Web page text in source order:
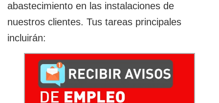
abastecimiento en las instalaciones de
nuestros clientes. Tus tareas principales
incluirán: